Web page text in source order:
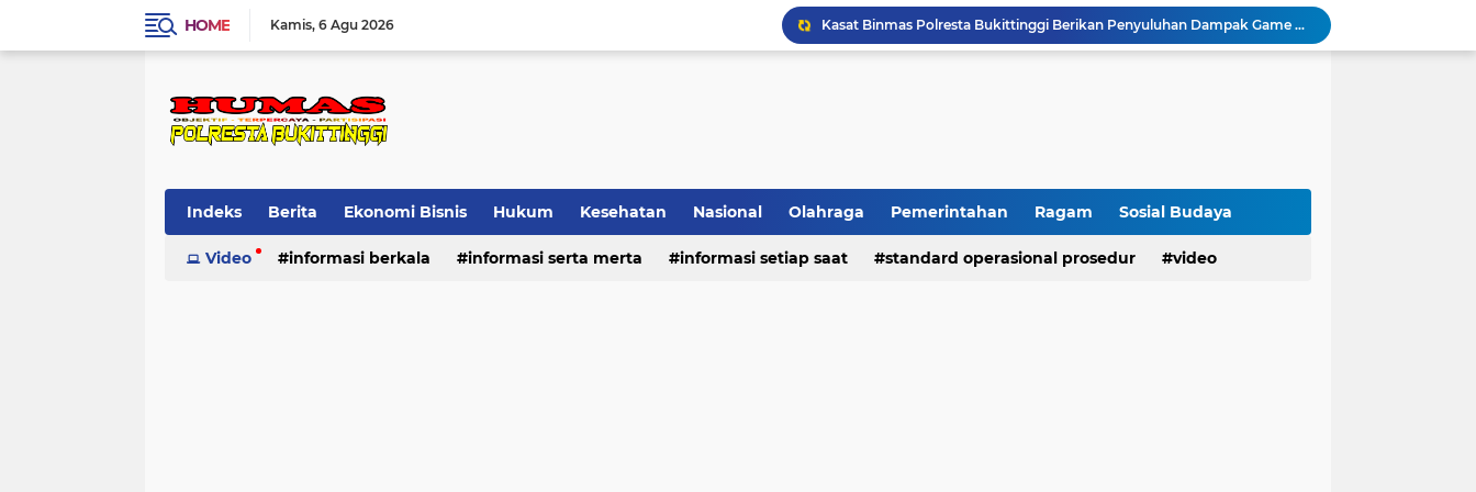
HOME Kamis 6 Agu 2026
Kasat Binmas Polresta Bukittinggi Berikan Penyuluhan Dampak Game Online dan Judi Online kepada Siswa Baru SMAN 1 Bukittinggi
Membangun Generasi Taat Aturan, Waka Polsek IV Koto Sosialisasikan Kesadaran Hukum dan Tertib Berlalu Lintas
Sikum Polresta Bukittinggi Berikan Penyuluhan Hukum tentang KUHP Terbaru di Akfar Imam Bonjol
Indeks Berita Ekonomi Bisnis Hukum Kesehatan Nasional Olahraga Pemerintahan Ragam Sosial Budaya
Standard Operasional Prosedur Video
Video informasi berkala informasi serta merta informasi setiap saat standard operasional prosedur video